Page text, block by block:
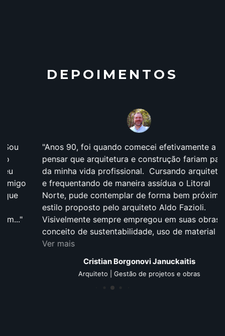
DEPOIMENTOS
Anos 90, foi quando comecei efetivamente a
pensar que arquitetura e construção fariam parte
da minha vida profissional. Cursando arquitetura
e frequentando de maneira assídua o Litoral
Norte, pude contemplar de forma bem próxima o
estilo proposto pelo arquiteto Aldo Fazioli.
Visivelmente sempre empregou em suas obras o
conceito de sustentabilidade, uso de material de...
Ver mais
Cristian Borgonovi Januckaitis
Arquiteto | Gestão de projetos e obras